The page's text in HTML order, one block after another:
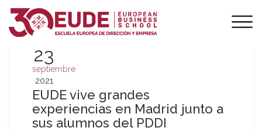
23
septiembre
2021
EUDE vive grandes
experiencias en Madrid junto a
sus alumnos del PDDI